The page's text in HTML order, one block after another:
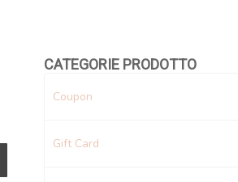
CATEGORIE PRODOTTO
Coupon
Gift Card